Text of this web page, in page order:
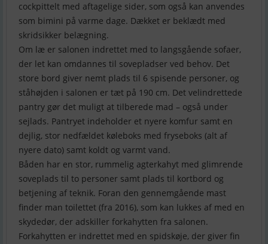
cockpittelt med aftagelige sider, som også kan anvendes
som bimini på varme dage. Dækket er beklædt med
skridsikker belægning.
Om læ er salonen indrettet med to langsgående sofaer,
der let kan omdannes til sovepladser ved behov. Det
store bord giver nemt plads til 6 spisende personer, og
ståhøjden i salonen er tæt på 190 cm. Det velindrettede
pantry gør det muligt at tilberede mad – også under
sejlads. Pantryet indeholder et nyere komfur samt en
dejlig, stor nedfældet køleboks med fryseboks (alt af
nyere dato) samt koldt og varmt vand.
Båden har en stor, rummelig agterkahyt med glimrende
soveplads til to personer samt plads til kortbord og
betjening af teknik. Foran den gennemgående mast
finder man toilettet (fra 2016), som kan lukkes af med en
skydedør, der adskiller forkahytten fra salonen.
Forkahytten er indrettet med en spidskøje, der giver fin